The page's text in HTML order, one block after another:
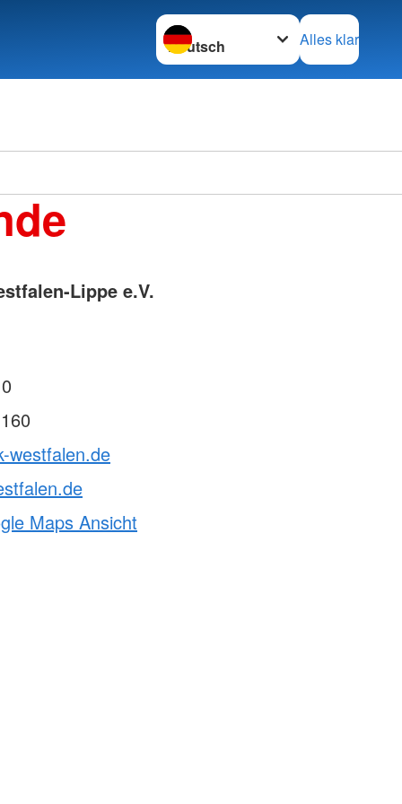
Sprache wechseln zu
Alles klar
Lippe e.V.
westfalen.de
Maps Ansicht